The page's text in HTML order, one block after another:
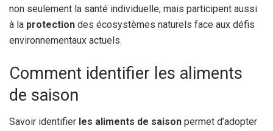
non seulement la santé individuelle, mais participent aussi
à la protection des écosystèmes naturels face aux défis
environnementaux actuels.
Comment identifier les aliments
de saison
Savoir identifier les aliments de saison permet d’adopter